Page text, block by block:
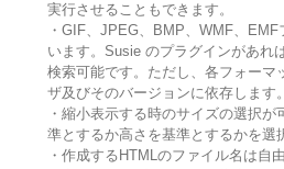
実行させることもできます。
・GIF、JPEG、BMP、WMF、
います。Susie のプラグインがあれ
検索可能です。ただし、各フォーマ
ザ及びそのバージョンに依存します。
・縮小表示する時のサイズの選択が
準とするか高さを基準とするかを選
・作成するHTMLのファイル名は自